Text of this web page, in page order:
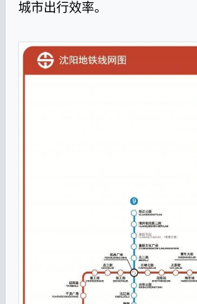
城市出行效率。